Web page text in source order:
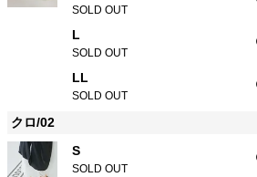
SOLD OUT
L
SOLD OUT
LL
SOLD OUT
クロ/02
S
SOLD OUT